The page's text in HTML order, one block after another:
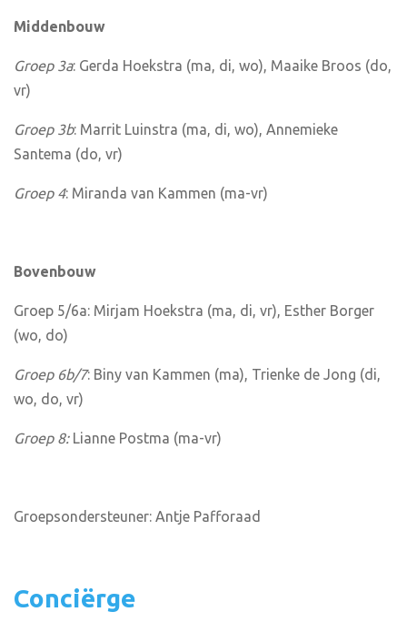
Middenbouw
Groep 3a: Gerda Hoekstra (ma, di, wo), Maaike Broos (do,
vr)
Groep 3b: Marrit Luinstra (ma, di, wo), Annemieke
Santema (do, vr)
Groep 4: Miranda van Kammen (ma-vr)
Bovenbouw
Groep 5/6a: Mirjam Hoekstra (ma, di, vr), Esther Borger
(wo, do)
Groep 6b/7: Biny van Kammen (ma), Trienke de Jong (di,
wo, do, vr)
Groep 8: Lianne Postma (ma-vr)
Groepsondersteuner: Antje Pafforaad
Conciërge